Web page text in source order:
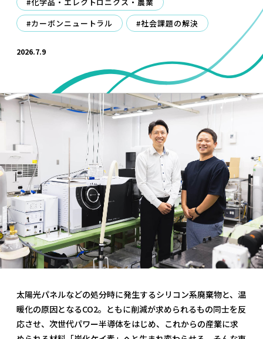
#カーボンニュートラル
#社会課題の解決
2026.7.9
太陽光パネルなどの処分時に発生するシリコン系廃棄物と、温
暖化の原因となるCO2。ともに削減が求められるもの同士を反
応させ、次世代パワー半導体をはじめ、これからの産業に求